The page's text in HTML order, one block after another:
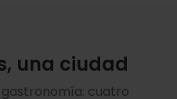
una ciudad
gastronomía: cuatro